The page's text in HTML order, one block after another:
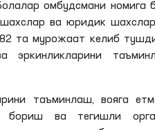
омбудсмани
ва юридик
та мурожаат келиб
эркинликларини
таъминлаш, вояга
бориш ва тегишли